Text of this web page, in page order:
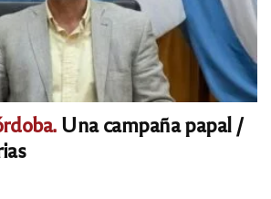
Una campaña papal /